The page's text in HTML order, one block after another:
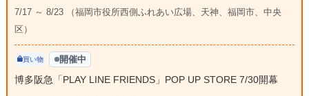
7/17 ～ 8/23 （福岡市役所西側ふれあい広場、天神、福岡市、中央
区）
買い物 開催中
博多阪急「PLAY LINE FRIENDS」POP UP STORE 7/30開幕